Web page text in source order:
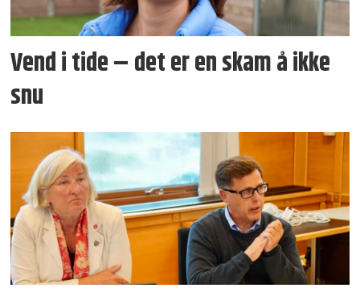
Vend i tide – det er en skam å ikke
snu